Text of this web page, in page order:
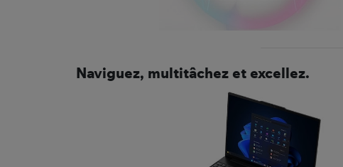
Naviguez, multitâchez et excellez.